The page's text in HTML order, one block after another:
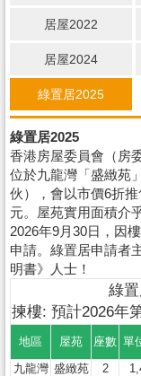
居屋2022
居屋2024
綠置居2025
綠置居2025
香港房屋委員會（房
位於九龍灣「盛緻苑
伙），會以市價6折
元。屋苑實用面積介
2026年9月30日，因
申請。綠置居申請者
明書》人士！
綠
揀樓: 預計2026年
地區 屋苑 座數 單
九龍灣 盛緻苑 2